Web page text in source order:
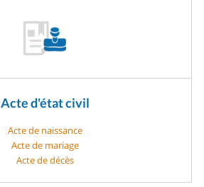
Acte d'état civil
Acte de naissance
Acte de mariage
Acte de décès